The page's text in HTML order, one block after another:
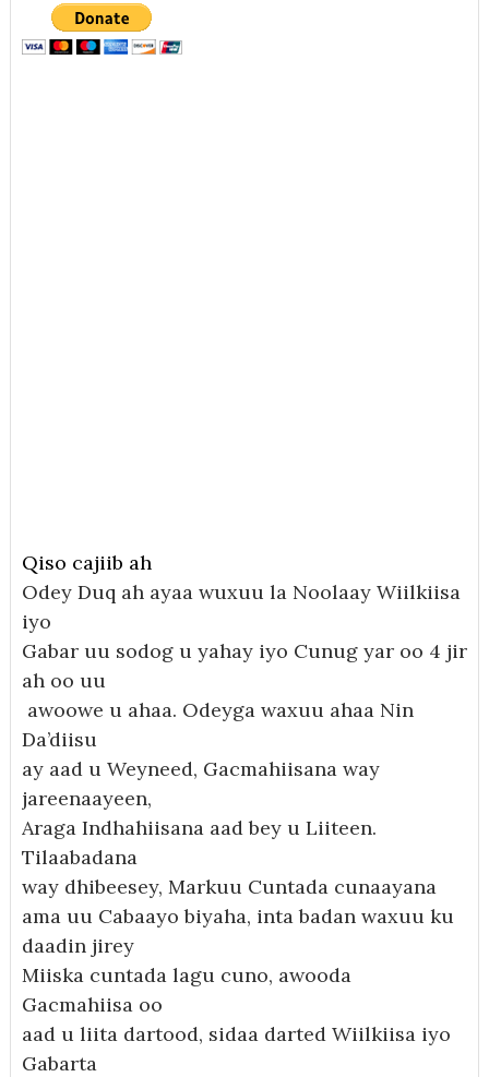
Qiso cajiib ah
Odey Duq ah ayaa wuxuu la Noolaay Wiilkiisa
iyo
Gabar uu sodog u yahay iyo Cunug yar oo 4 jir
ah oo uu
awoowe u ahaa. Odeyga waxuu ahaa Nin
Da’diisu
ay aad u Weyneed, Gacmahiisana way
jareenaayeen,
Araga Indhahiisana aad bey u Liiteen.
Tilaabadana
way dhibeesey, Markuu Cuntada cunaayana
ama uu Cabaayo biyaha, inta badan waxuu ku
daadin jirey
Miiska cuntada lagu cuno, awooda
Gacmahiisa oo
aad u liita dartood, sidaa darted Wiilkiisa iyo
Gabarta